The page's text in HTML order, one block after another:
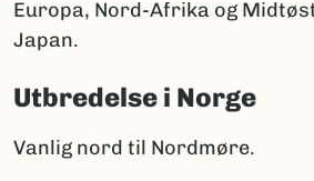
Europa, Nord-Afrika og
Japan.
Utbredelse i Norge
Vanlig nord til Nordmøre.